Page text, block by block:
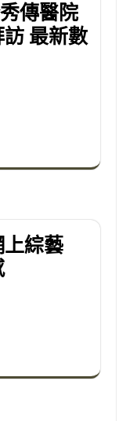
傳醫院
最新數
綜藝